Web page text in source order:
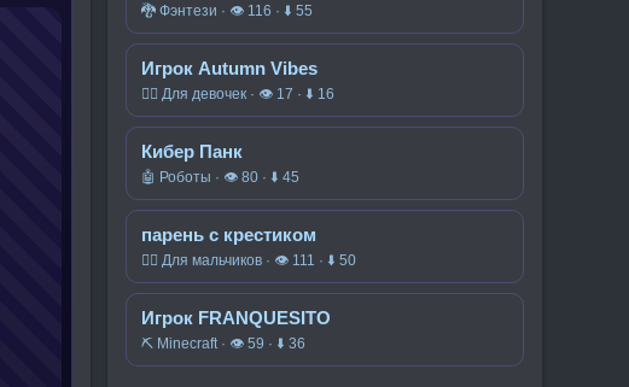
🐉 Фэнтези · 👁 116 · ⬇ 55
Игрок Autumn Vibes
🧍‍♀️ Для девочек · 👁 17 · ⬇ 16
Кибер Панк
🤖 Роботы · 👁 80 · ⬇ 45
парень с крестиком
🧍‍♂️ Для мальчиков · 👁 111 · ⬇ 50
Игрок FRANQUESITO
⛏️ Minecraft · 👁 59 · ⬇ 36